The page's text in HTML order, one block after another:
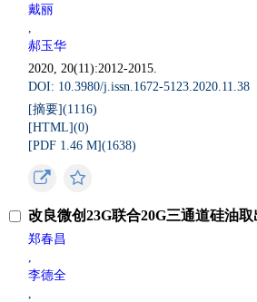
戴丽
,
郝玉华
2020, 20(11):2012-2015.
DOI: 10.3980/j.issn.1672-5123.2020.11.38
[摘要](1116)
[HTML](0)
[PDF 1.46 M](1638)
改良微创23G联合20G三通道硅油
郑春昌
,
李德全
,